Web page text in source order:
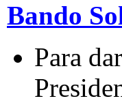
Bando
Para